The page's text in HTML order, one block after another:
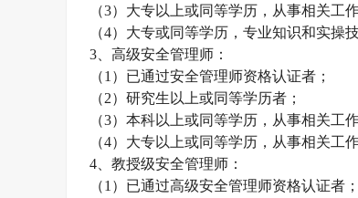
（3）大专以上或同等学历，从事相关工
（4）大专或同等学历，专业知识和实操
3、高级安全管理师 ：
（1）已通过安全管理师资格认证者；
（2）研究生以上或同等学历者；
（3）本科以上或同等学历，从事相关工
（4）大专以上或同等学历，从事相关工
4、教授级安全管理师 ：
（1）已通过高级安全管理师资格认证者；